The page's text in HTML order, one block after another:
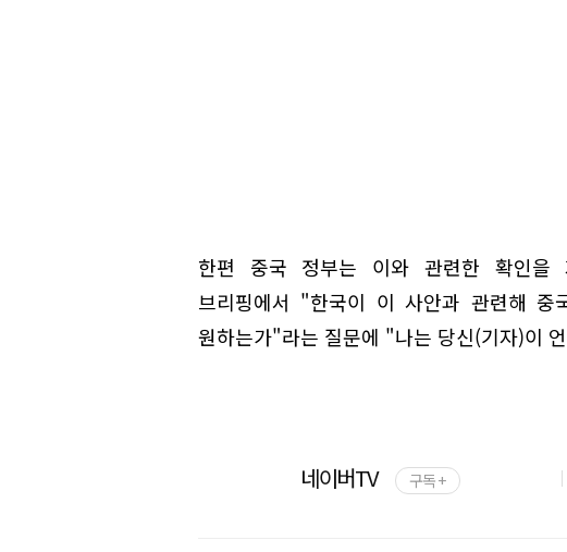
한편 중국 정부는 이와 관련한 확인을
브리핑에서 "한국이 이 사안과 관련해 중
원하는가"라는 질문에 "나는 당신(기자)이
네이버TV 구독 +